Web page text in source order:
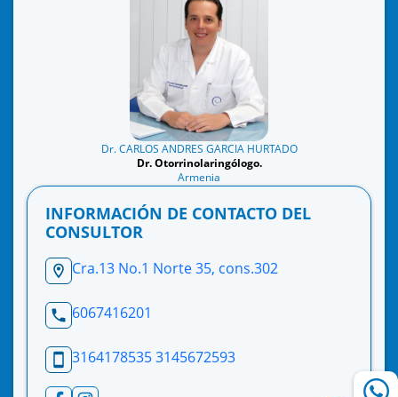
Dr. CARLOS ANDRES GARCIA HURTADO
Dr. Otorrinolaringólogo.
Armenia
INFORMACIÓN DE CONTACTO DEL
CONSULTOR
Cra.13 No.1 Norte 35, cons.302
6067416201
3164178535 3145672593